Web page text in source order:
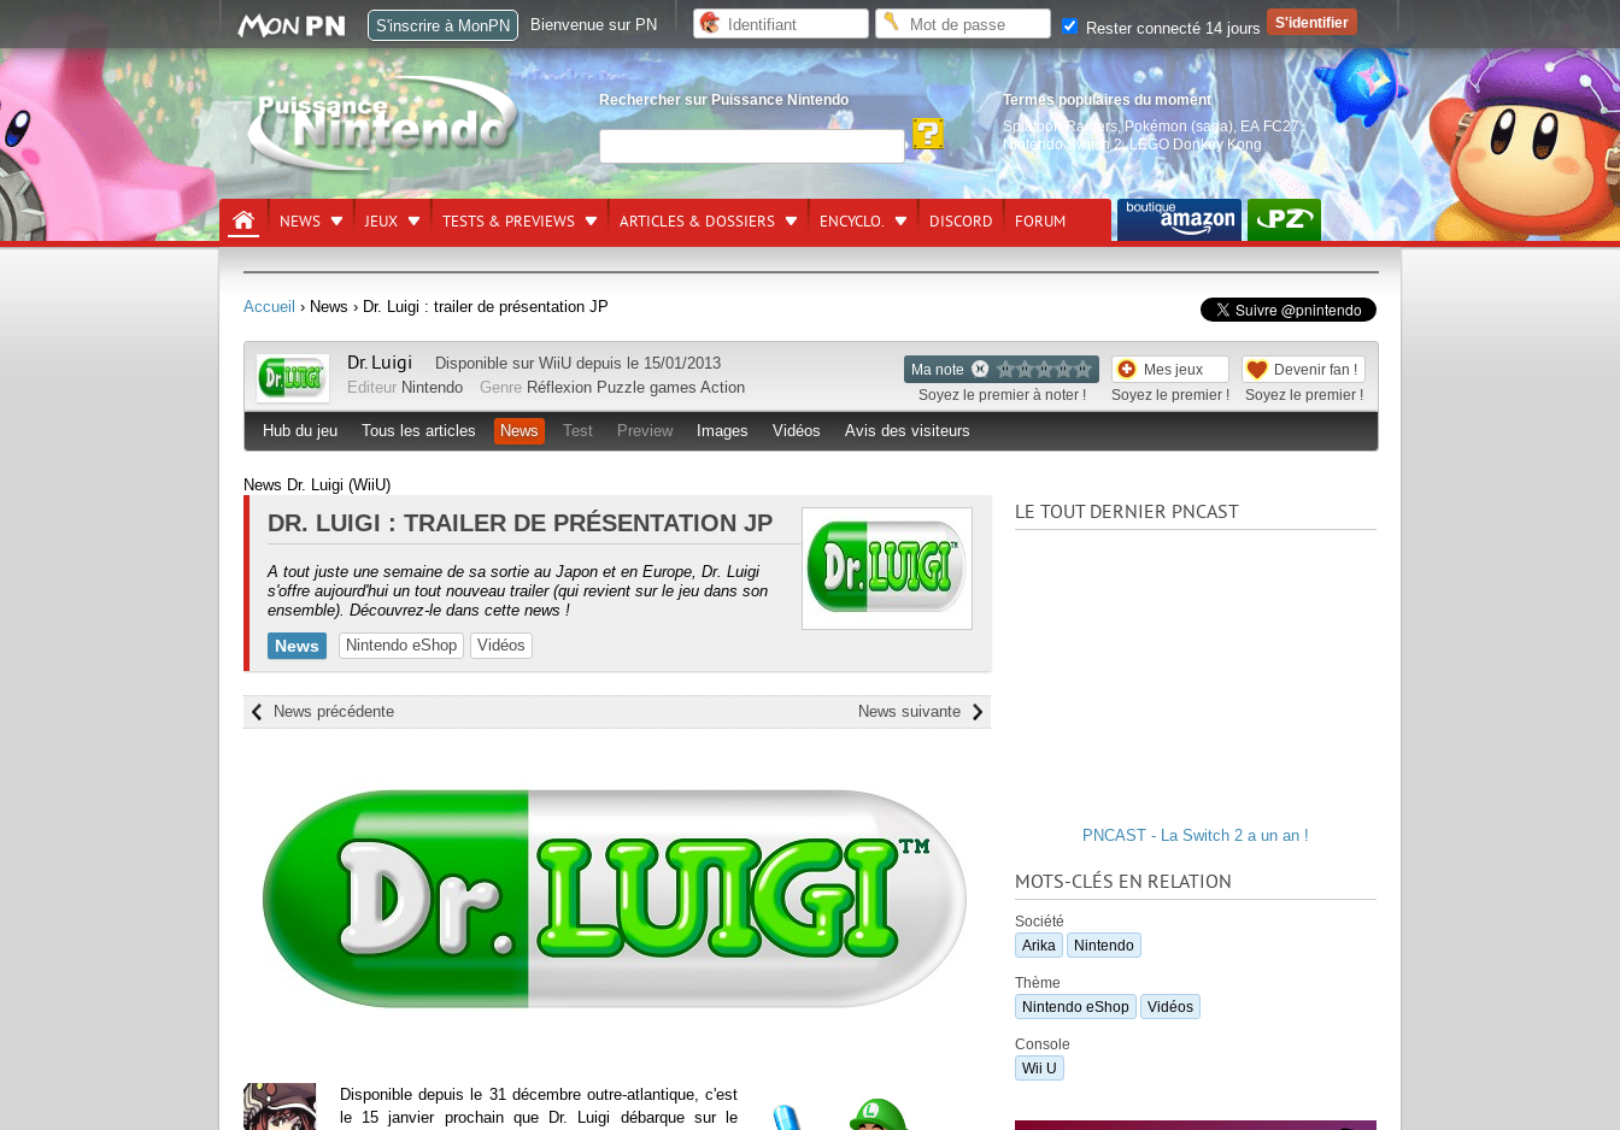
Rechercher sur Puissance Nintendo
Termes populaires du moment
Splatoon Raiders, Pokémon (saga) EA FC27,
Nintendo Switch 2,LEGO Donkey Kong
NEWS JEUX TESTS & PREVIEWS ARTICLES & DOSSIERS ENCYCLO. DISCORD FORUM
Accueil › News › Dr. Luigi : trailer de présentation JP
Ma note
Soyez le premier à noter !
Mes jeux
Soyez le premier !
Devenir fan !
Soyez le premier !
Dr. Luigi Disponible sur WiiU depuis le 15/01/2013
Editeur Nintendo Genre Réflexion Puzzle games Action
Hub du jeu Tous les articles News Test Preview Images Vidéos Avis des visiteurs
News Dr. Luigi (WiiU)
DR. LUIGI : TRAILER DE PRÉSENTATION JP
A tout juste une semaine de sa sortie au Japon et en Europe, Dr. Luigi
s'offre aujourd'hui un tout nouveau trailer (qui revient sur le jeu dans son
ensemble). Découvrez-le dans cette news !
News Nintendo eShop Vidéos
News suivante
News précédente
Disponible depuis le 31 décembre outre-atlantique, c'est
le 15 janvier prochain que Dr. Luigi débarque sur le
LE TOUT DERNIER PNCAST
PNCAST - La Switch 2 a un an !
MOTS-CLÉS EN RELATION
Société
Arika
Nintendo
Thème
Nintendo eShop
Vidéos
Console
Wii U
S'inscrire à MonPN Bienvenue sur PN Rester connecté 14 jours